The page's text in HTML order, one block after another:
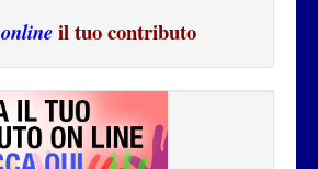
onlineil tuo contributo